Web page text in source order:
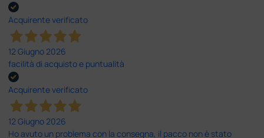
Acquirente verificato
12 Giugno 2026
facilità di acquisto e puntualità
Acquirente verificato
12 Giugno 2026
Ho avuto un problema con la consegna, il pacco non è stato